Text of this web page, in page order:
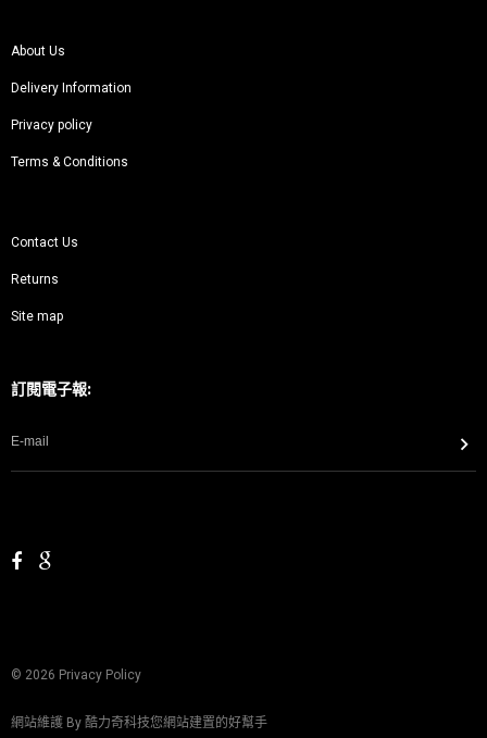
About Us
Delivery Information
Privacy policy
Terms & Conditions
Contact Us
Returns
Site map
訂閱電子報:
© 2026 Privacy Policy
網站維護 By 酷力奇科技您網站建置的好幫手